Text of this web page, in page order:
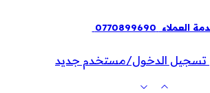
العملاء 0770899690
تسجيل الدخول/مستخدم جديد